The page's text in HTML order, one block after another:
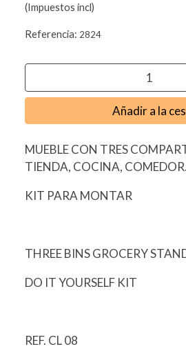
(Impuestos incl)
Referencia: 2824
Añadir a la
MUEBLE CON TRES
TIENDA, COCINA,
KIT PARA MONTAR
THREE BINS GROCERY
DO IT YOURSELF KIT
REF. CL 08